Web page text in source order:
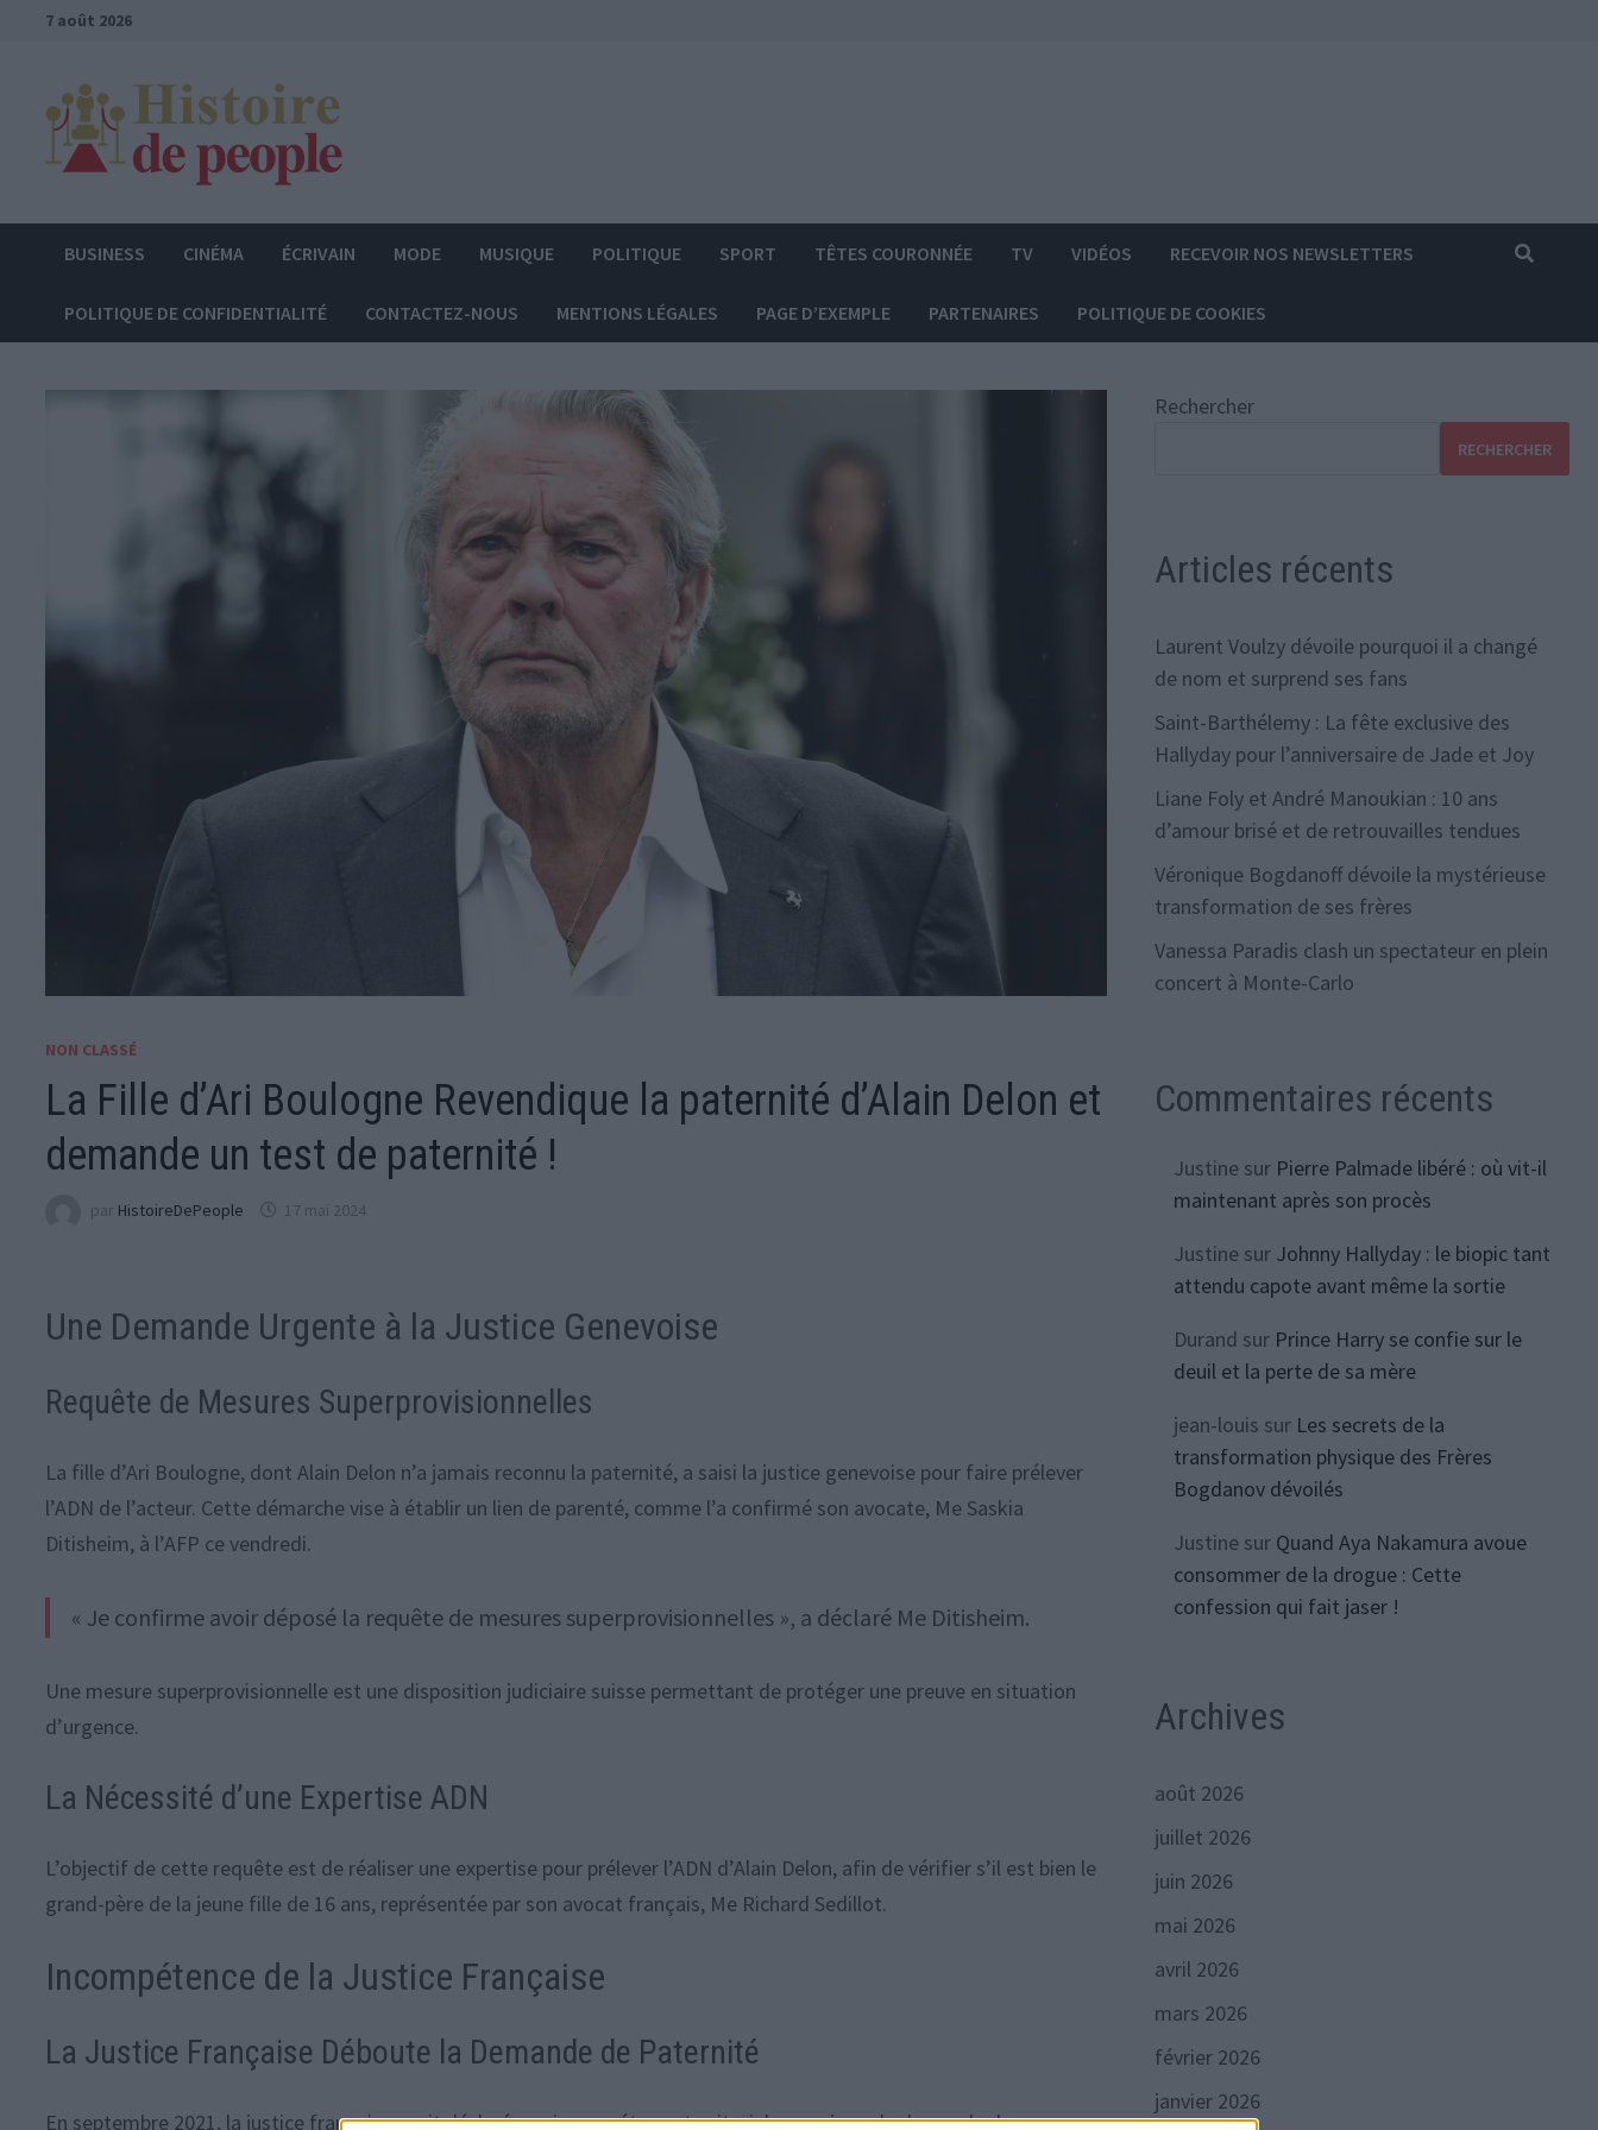
Passer7 août 2026
BUSINESS CINÉMA ÉCRIVAIN MODE MUSIQUE POLITIQUE SPORT TÊTES COURONNÉE TV VIDÉOS RECEVOIR NOS NEWSLETTERS
POLITIQUE DE CONFIDENTIALITÉ CONTACTEZ-NOUS MENTIONS LÉGALES PAGE D’EXEMPLE PARTENAIRES POLITIQUE DE COOKIES
NON CLASSÉ
La Fille d’Ari Boulogne Revendique la paternité d’Alain Delon et
demande un test de paternité !
par HistoireDePeople 17 mai 2024
Une Demande Urgente à la Justice Genevoise
Requête de Mesures Superprovisionnelles
La fille d’Ari Boulogne, dont Alain Delon n’a jamais reconnu la paternité, a saisi la justice genevoise pour faire prélever
l’ADN de l’acteur. Cette démarche vise à établir un lien de parenté, comme l’a confirmé son avocate, Me Saskia
Ditisheim, à l’AFP ce vendredi.
« Je confirme avoir déposé la requête de mesures superprovisionnelles », a déclaré Me Ditisheim.
Une mesure superprovisionnelle est une disposition judiciaire suisse permettant de protéger une preuve en situation
d’urgence.
La Nécessité d’une Expertise ADN
L’objectif de cette requête est de réaliser une expertise pour prélever l’ADN d’Alain Delon, afin de vérifier s’il est bien le
grand-père de la jeune fille de 16 ans, représentée par son avocat français, Me Richard Sedillot.
Incompétence de la Justice Française
La Justice Française Déboute la Demande de Paternité
En septembre 2021, la justice française avait déclaré son incompétence territoriale pour juger la demande de
Rechercher
RECHERCHER
Articles récents
Laurent Voulzy dévoile pourquoi il a changé
de nom et surprend ses fans
Saint-Barthélemy : La fête exclusive des
Hallyday pour l’anniversaire de Jade et Joy
Liane Foly et André Manoukian : 10 ans
d’amour brisé et de retrouvailles tendues
Véronique Bogdanoff dévoile la mystérieuse
transformation de ses frères
Vanessa Paradis clash un spectateur en plein
concert à Monte-Carlo
Commentaires récents
Justinesur Pierre Palmade libéré : où vit-il
maintenant après son procès
Justinesur Johnny Hallyday : le biopic tant
attendu capote avant même la sortie
Durand sur Prince Harry se confie sur le
deuil et la perte de sa mère
jean-louis sur Les secrets de la
transformation physique des Frères
Bogdanov dévoilés
Justinesur Quand Aya Nakamura avoue
consommer de la drogue : Cette
confession qui fait jaser !
Archives
août 2026
juillet 2026
juin 2026
mai 2026
avril 2026
mars 2026
février 2026
janvier 2026